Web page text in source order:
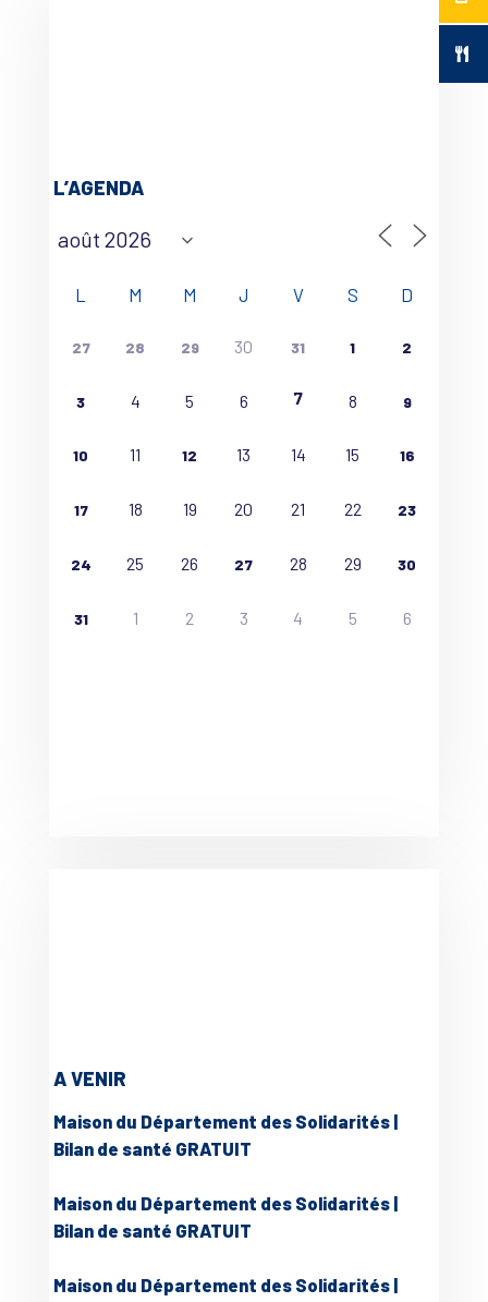
L’AGENDA
L M M J V S D
27 28 29 30 31 1 2
3 4 5 6 7 8 9
10 11 12 13 14 15 16
17 18 19 20 21 22 23
24 25 26 27 28 29 30
31 1 2 3 4 5 6
A VENIR
Maison du Département des Solidarités |
Bilan de santé GRATUIT
Maison du Département des Solidarités |
Bilan de santé GRATUIT
Maison du Département des Solidarités |